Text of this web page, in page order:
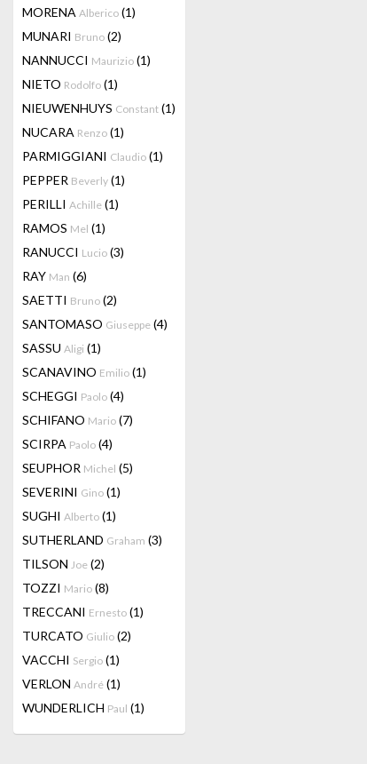
MORENA Alberico (1)
MUNARI Bruno (2)
NANNUCCI Maurizio (1)
NIETO Rodolfo (1)
NIEUWENHUYS Constant (1)
NUCARA Renzo (1)
PARMIGGIANI Claudio (1)
PEPPER Beverly (1)
PERILLI Achille (1)
RAMOS Mel (1)
RANUCCI Lucio (3)
RAY Man (6)
SAETTI Bruno (2)
SANTOMASO Giuseppe (4)
SASSU Aligi (1)
SCANAVINO Emilio (1)
SCHEGGI Paolo (4)
SCHIFANO Mario (7)
SCIRPA Paolo (4)
SEUPHOR Michel (5)
SEVERINI Gino (1)
SUGHI Alberto (1)
SUTHERLAND Graham (3)
TILSON Joe (2)
TOZZI Mario (8)
TRECCANI Ernesto (1)
TURCATO Giulio (2)
VACCHI Sergio (1)
VERLON André (1)
WUNDERLICH Paul (1)